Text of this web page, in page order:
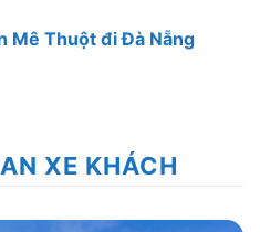
Mê Thuột đi Đà Nẵng
XE KHÁCH